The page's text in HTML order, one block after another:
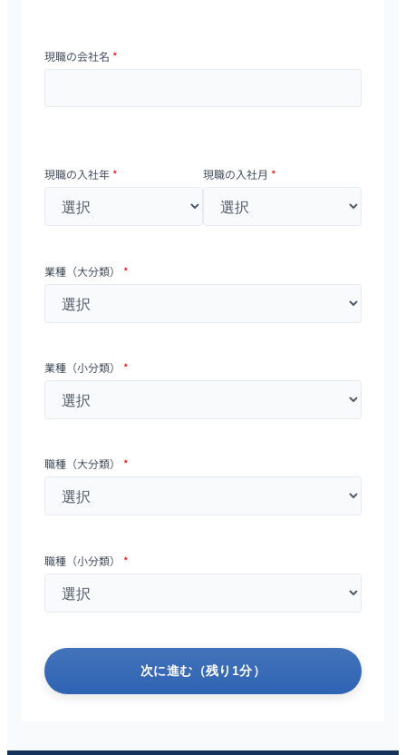
現職の会社名 *
現職の入社年 * 現職の入社月 *
業種（大分類） *
業種（小分類） *
職種（大分類） *
職種（小分類） *
次に進む（残り1分）